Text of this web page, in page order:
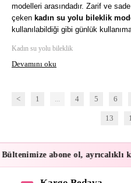
modelleri arasındadır. Zarif ve
çeken kadın su yolu bileklik
kullanılabildiği gibi günlük
Kadın su yolu bileklik
Devamını oku
< 1 ... 4 5 6
13
abone ol, ayrıcalıklı